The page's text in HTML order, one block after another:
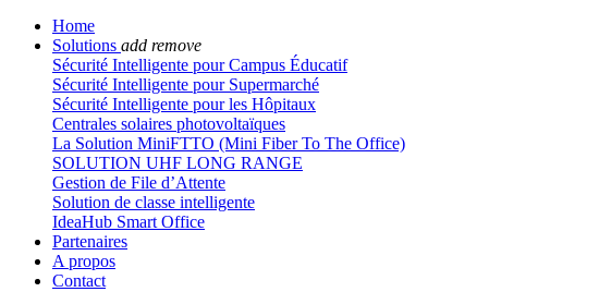
Home
Solutions add remove
Sécurité Intelligente pour Campus Éducatif
Sécurité Intelligente pour Supermarché
Sécurité Intelligente pour les Hôpitaux
Centrales solaires photovoltaïques
La Solution MiniFTTO (Mini Fiber To The Office)
SOLUTION UHF LONG RANGE
Gestion de File d’Attente
Solution de classe intelligente
IdeaHub Smart Office
Partenaires
A propos
Contact